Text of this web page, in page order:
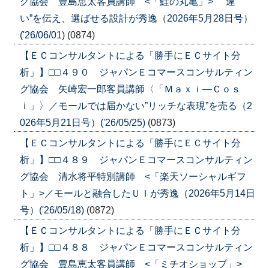
い”を伝え、選ばせる設計が秀逸（2026年5月28日号）
('26/06/01) (0874)
【ＥＣコンサルタントによる「勝手にＥＣサイト分
析」】□□４９０ ジャパンＥコマースコンサルティン
グ協会 矢崎宏一郎客員講師〈「Ｍａｘｉ―Ｃｏｓ
ｉ」〉／モールでは届かない”リッチな表現”を売る（2
026年5月21日号）('26/05/25) (0873)
【ＥＣコンサルタントによる「勝手にＥＣサイト分
析」】□□４８９ ジャパンＥコマースコンサルティン
グ協会 清水将平特別講師 <「楽天ソーシャルギフ
ト」>／モールと融合したＵＩが秀逸（2026年5月14日
号）('26/05/18) (0872)
【ＥＣコンサルタントによる「勝手にＥＣサイト分
析」】□□４８８ ジャパンＥコマースコンサルティン
グ協会 豊島恵太客員講師 <「ミチオショップ」>